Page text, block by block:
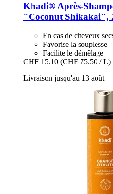
Khadi® Après-​
"Coconut Shikakai",
En cas de cheveux
Favorise la souplesse
Facilite le démêlage
CHF 15.10 (CHF 75.50 / L)
Livraison jusqu'au 13 août